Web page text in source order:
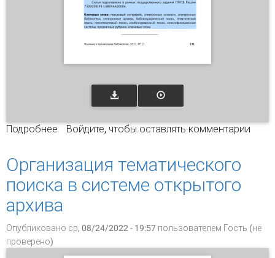
Подробнее о Организация поискового интерфейса
Войдите, чтобы оставлять комментарии
Организация тематического
поиска в системе открытого
архива
Опубликовано ср, 08/24/2022 - 19:57 пользователем Гость (не
проверено)